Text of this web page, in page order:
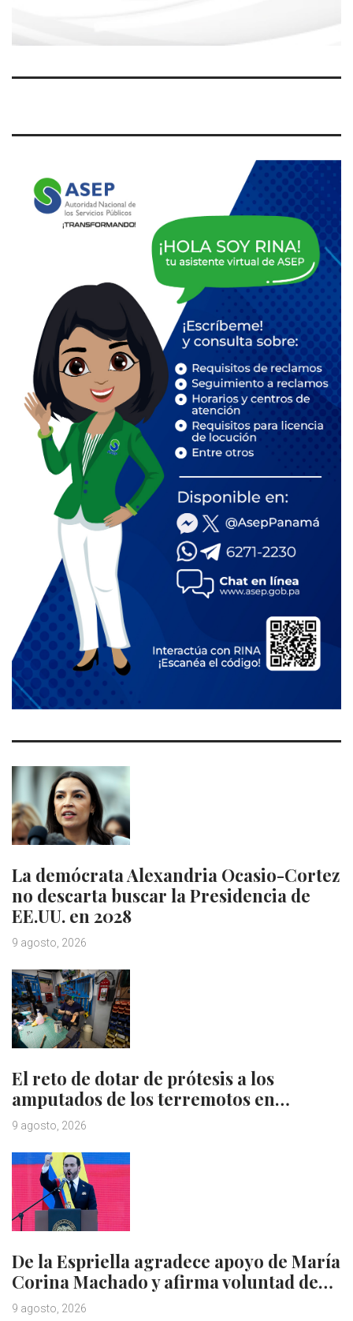
La demócrata Alexandria Ocasio-Cortez
no descarta buscar la Presidencia de
EE.UU. en 2028
9 agosto, 2026
El reto de dotar de prótesis a los
amputados de los terremotos en…
9 agosto, 2026
De la Espriella agradece apoyo de María
Corina Machado y afirma voluntad de…
9 agosto, 2026